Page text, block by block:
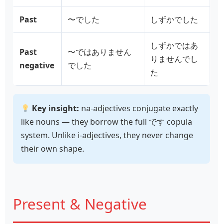
Past 〜でした しずかでした
Past
negative
〜ではありません
でした
しずかではあ
りませんでし
た
Key insight: na‑adjectives conjugate exactly
like nouns — they borrow the full です copula
system. Unlike i‑adjectives, they never change
their own shape.
Present & Negative